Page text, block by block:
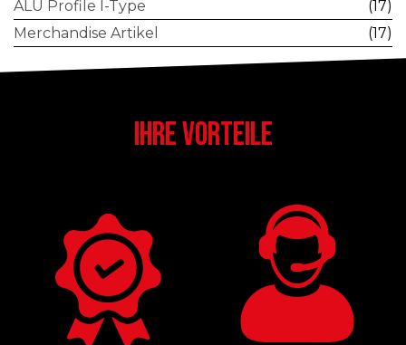
ALU Profile I-Type
(17)
Merchandise Artikel
(17)
IHRE VORTEILE